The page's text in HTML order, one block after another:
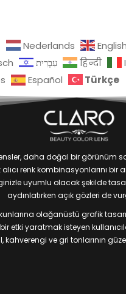
Nederlands English
עִבְרִית हिन्दी
Español Türkçe
daha doğal bir görünüm
renk kombinasyonlarını bir
uyumlu olacak şekilde
aydınlatırken açık gözleri de
olağanüstü grafik
etki yaratmak isteyen
kahverengi ve gri tonlarının